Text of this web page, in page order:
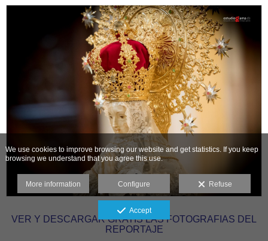
VER Y DESCARGAR GRATIS LAS FOTOGRAFIAS DEL
REPORTAJE
We use cookies to improve browsing our website and get statistics. If you keep
browsing we understand that you agree this use.
More information Configure Refuse
Accept